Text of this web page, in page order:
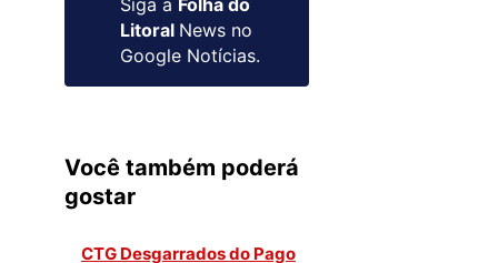
Siga a Folha do
Litoral News no
Google Notícias.
Você também poderá
gostar
CTG Desgarrados do Pago